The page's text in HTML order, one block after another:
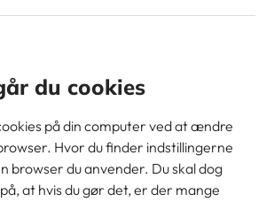
du cookies
på din computer ved at ændre
Hvor du finder indstillingerne
browser du anvender. Du skal dog
at hvis du gør det, er der mange